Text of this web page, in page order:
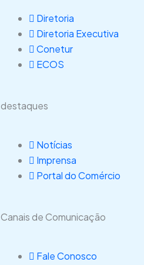
Diretoria
Diretoria Executiva
Conetur
ECOS
destaques
Notícias
Imprensa
Portal do Comércio
Canais de Comunicação
Fale Conosco